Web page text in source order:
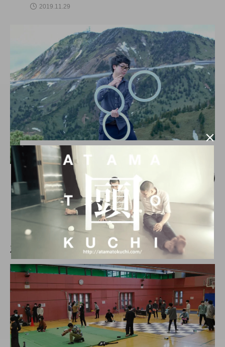
2019.11.29
トピックス
日本ジャグリング協会理事 松村高朗氏、
エンジニアtypeにインタビュー掲載。
nozaki
2019.06.21
新着記事
